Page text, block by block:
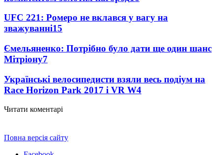
UFC 221: Ромеро не вклався у вагу на
зважуванні15
Ємельяненко: Потрібно було дати ще один шанс
Мітріону7
Українські велосипедисти взяли весь подіум на
Race Horizon Park 2017 і VR W4
Читати коментарі
Повна версія сайту